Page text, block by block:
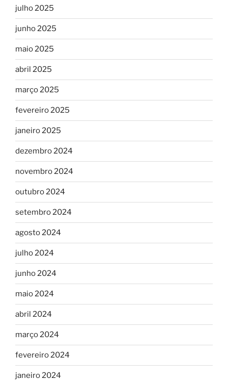
julho 2025
junho 2025
maio 2025
abril 2025
março 2025
fevereiro 2025
janeiro 2025
dezembro 2024
novembro 2024
outubro 2024
setembro 2024
agosto 2024
julho 2024
junho 2024
maio 2024
abril 2024
março 2024
fevereiro 2024
janeiro 2024